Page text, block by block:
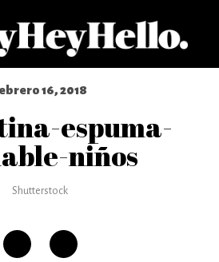
16, 2018
espuma-
niños
Shutterstock